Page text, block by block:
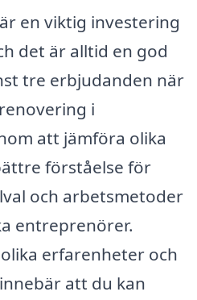
en viktig investering
det är alltid en god
tre erbjudanden när
i
att jämföra olika
förståelse för
och arbetsmetoder
entreprenörer.
erfarenheter och
att du kan